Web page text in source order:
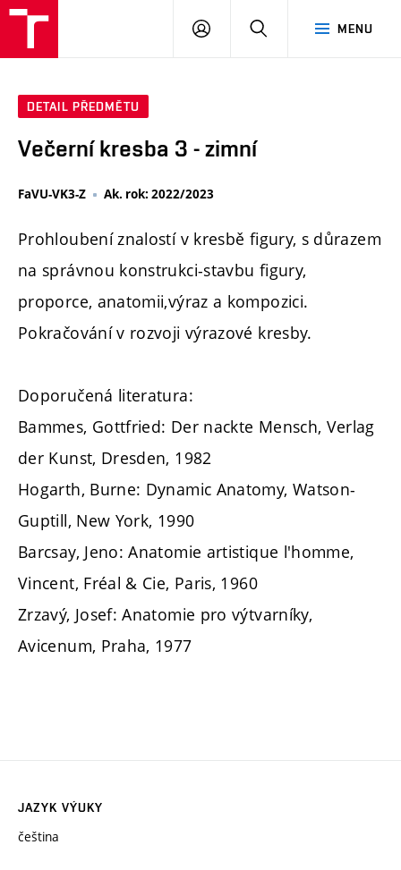
MENU
PŘIHLÁSIT
DETAIL PŘEDMĚTU
Večerní kresba 3 - zimní
FaVU-VK3-Z Ak. rok: 2022/2023
Prohloubení znalostí v kresbě figury, s důrazem
na správnou konstrukci-stavbu figury,
proporce, anatomii,výraz a kompozici.
Pokračování v rozvoji výrazové kresby.
Doporučená literatura:
Bammes, Gottfried: Der nackte Mensch, Verlag
der Kunst, Dresden, 1982
Hogarth, Burne: Dynamic Anatomy, Watson-
Guptill, New York, 1990
Barcsay, Jeno: Anatomie artistique l'homme,
Vincent, Fréal & Cie, Paris, 1960
Zrzavý, Josef: Anatomie pro výtvarníky,
Avicenum, Praha, 1977
JAZYK VÝUKY
čeština